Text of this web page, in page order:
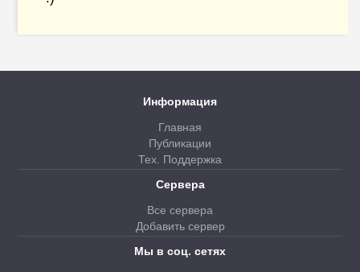
Информация
Главная
Публикации
Тех. Поддержка
Сервера
Все сервера
Добавить сервер
Мы в соц. сетях